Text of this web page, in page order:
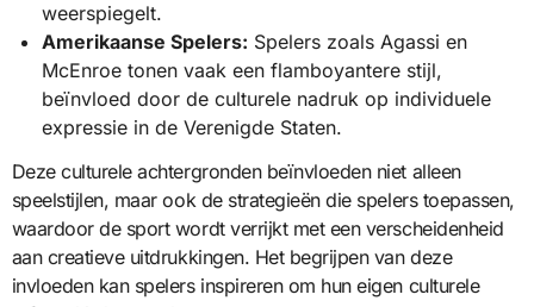
weerspiegelt.
Amerikaanse Spelers: Spelers zoals Agassi en
McEnroe tonen vaak een flamboyantere stijl,
beïnvloed door de culturele nadruk op individuele
expressie in de Verenigde Staten.
Deze culturele achtergronden beïnvloeden niet alleen
speelstijlen, maar ook de strategieën die spelers toepassen,
waardoor de sport wordt verrijkt met een verscheidenheid
aan creatieve uitdrukkingen. Het begrijpen van deze
invloeden kan spelers inspireren om hun eigen culturele